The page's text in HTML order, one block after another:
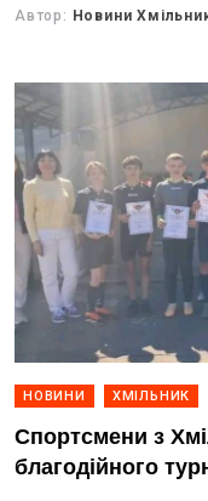
Автор: Новини
НОВИНИ ХМІЛЬНИК
Спортсмени з
благодійного